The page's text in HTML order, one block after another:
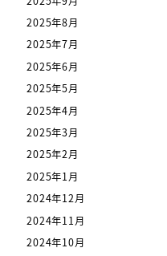
2025年8月
2025年7月
2025年6月
2025年5月
2025年4月
2025年3月
2025年2月
2025年1月
2024年12月
2024年11月
2024年10月